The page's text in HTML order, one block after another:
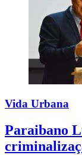
Vida Urbana
Paraibano